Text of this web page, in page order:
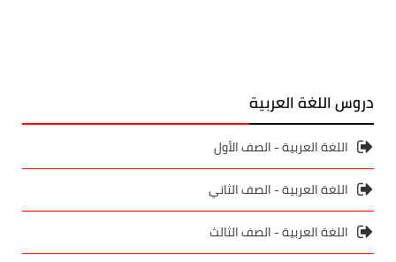
دروس اللغة العربية
اللغة العربية - الصف الأول
اللغة العربية - الصف الثاني
اللغة العربية - الصف الثالث